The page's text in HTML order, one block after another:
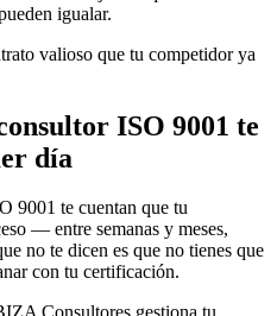
igualar.
valioso que tu competidor ya
ISO 9001 te
día
9001 te cuentan que tu
— entre semanas y meses,
no te dicen es que no tienes que
con tu certificación.